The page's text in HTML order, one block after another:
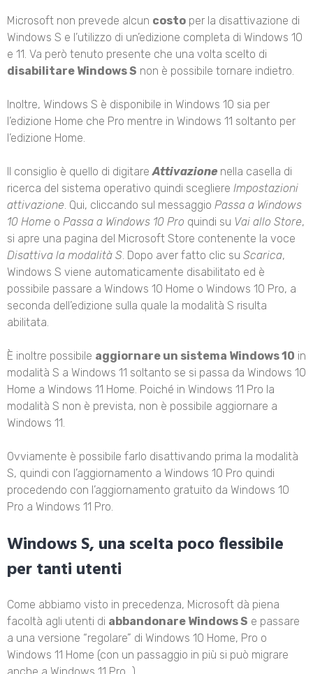
Microsoft non prevede alcun costo per la disattivazione di
Windows S e l’utilizzo di un’edizione completa di Windows 10
e 11. Va però tenuto presente che una volta scelto di
disabilitare Windows S non è possibile tornare indietro.
Inoltre, Windows S è disponibile in Windows 10 sia per
l’edizione Home che Pro mentre in Windows 11 soltanto per
l’edizione Home.
Il consiglio è quello di digitareAttivazione nella casella di
ricerca del sistema operativo quindi scegliere Impostazioni
attivazione . Qui, cliccando sul messaggio Passa a Windows
10 Home o Passa a Windows 10 Pro quindi su Vai allo Store,
si apre una pagina del Microsoft Store contenente la voce
Disattiva la modalità S . Dopo aver fatto clic su Scarica,
Windows S viene automaticamente disabilitato ed è
possibile passare a Windows 10 Home o Windows 10 Pro, a
seconda dell’edizione sulla quale la modalità S risulta
abilitata.
È inoltre possibile aggiornare un sistema Windows 10 in
modalità S a Windows 11 soltanto se si passa da Windows 10
Home a Windows 11 Home. Poiché in Windows 11 Pro la
modalità S non è prevista, non è possibile aggiornare a
Windows 11.
Ovviamente è possibile farlo disattivando prima la modalità
S, quindi con l’aggiornamento a Windows 10 Pro quindi
procedendo con l’aggiornamento gratuito da Windows 10
Pro a Windows 11 Pro.
Windows S, una scelta poco flessibile
per tanti utenti
Come abbiamo visto in precedenza, Microsoft dà piena
facoltà agli utenti di abbandonare Windows S e passare
a una versione “regolare” di Windows 10 Home, Pro o
Windows 11 Home (con un passaggio in più si può migrare
anche a Windows 11 Pro…).